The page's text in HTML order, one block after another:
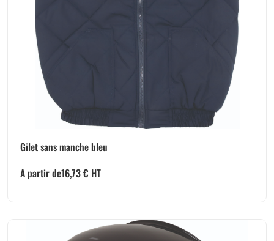
Gilet sans manche bleu
A partir de16,73€ HT